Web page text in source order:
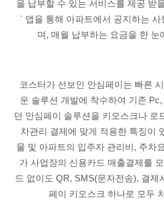
을 납부할 수 있는 서비스를 제공 받
` 앱을 통해 아파트에서 공지하는
며, 매월 납부하는 요금을 한 눈
코스터가 선보인 안심페이는 빠른
운 솔루션 개발에 착수하여 기존 Pc,
던 안심페이 솔루션을 키오스크나 로
차관리 결제에 맞게 적용한 특징이
물 및 아파트의 입주자 관리비, 주차
가 사업장의 신용카드 매출결제를
드 없이도 QR, SMS(문자전송), 결제
페이 키오스크 하나로 모두